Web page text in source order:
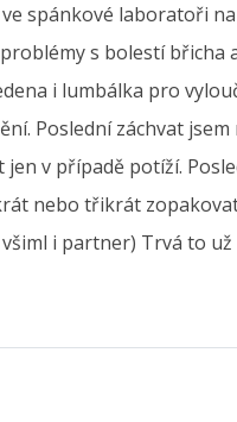
spánkové laboratoři
s bolestí
i lumbálka pro
Poslední záchvat jsem
v případě potíží.
nebo třikrát
i partner) Trvá to